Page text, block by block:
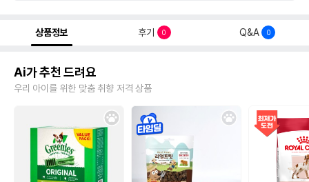
상품정보 후기 0 Q&A 0
Ai가 추천 드려요
우리 아이를 위한 맞춤 취향 저격 상품